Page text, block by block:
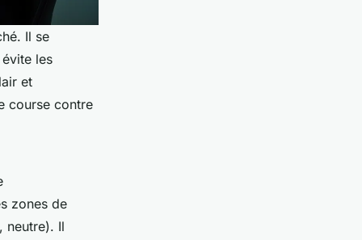
Il se
les
et
course contre
zones de
neutre). Il